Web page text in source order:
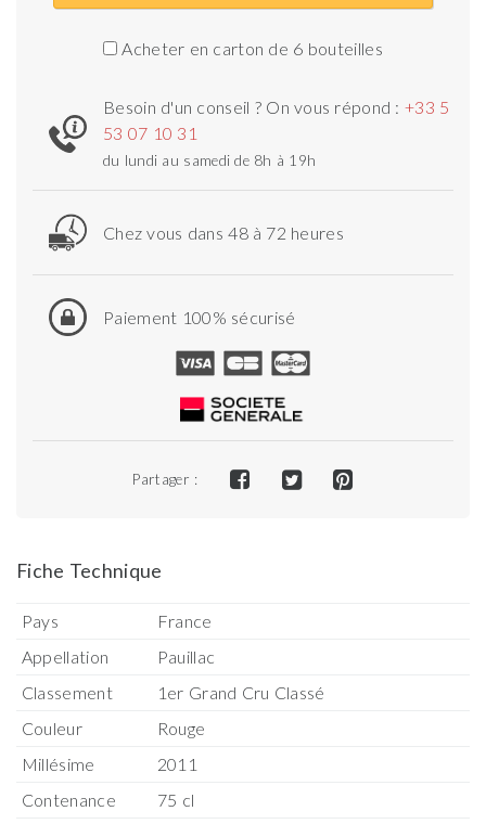
Acheter en carton de 6 bouteilles
Besoin d'un conseil ? On vous répond : +33 5
53 07 10 31
du lundi au samedi de 8h à 19h
Chez vous dans 48 à 72 heures
Paiement 100% sécurisé
Partager :
Fiche Technique
Pays
France
Appellation
Pauillac
Classement
1er Grand Cru Classé
Couleur
Rouge
Millésime
2011
Contenance
75 cl